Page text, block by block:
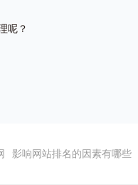
呢？
影响网站排名的因素有哪些